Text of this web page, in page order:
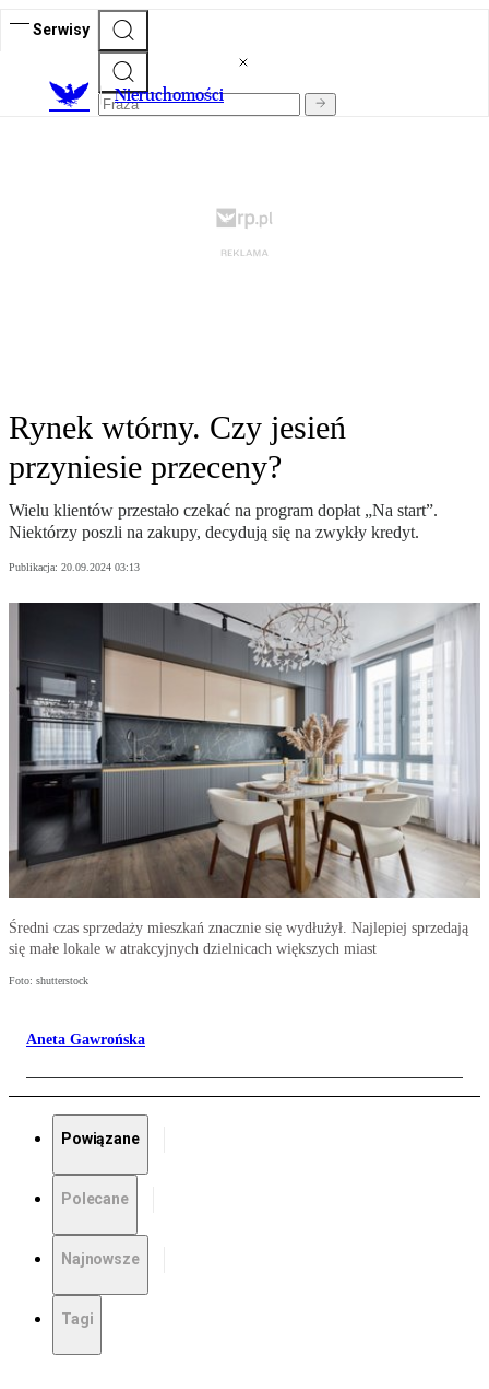
Serwisy
Nieruchomości
Rynek wtórny. Czy jesień
przyniesie przeceny?
Wielu klientów przestało czekać na program dopłat „Na start”.
Niektórzy poszli na zakupy, decydują się na zwykły kredyt.
Publikacja: 20.09.2024 03:13
Średni czas sprzedaży mieszkań znacznie się wydłużył. Najlepiej sprzedają
się małe lokale w atrakcyjnych dzielnicach większych miast
Foto: shutterstock
Aneta Gawrońska
Powiązane
Polecane
Najnowsze
Tagi